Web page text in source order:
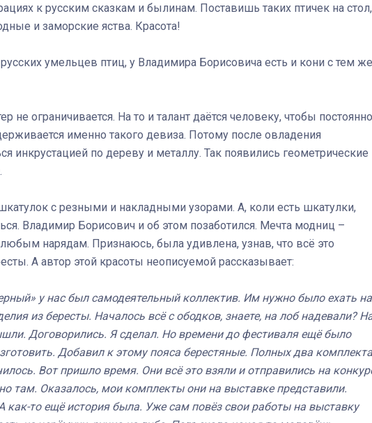
к русским сказкам и былинам. Поставишь таких птичек на
и заморские яства. Красота!
умельцев птиц, у Владимира Борисовича есть и кони с тем же
не ограничивается. На то и талант даётся человеку, чтобы постоянно
именно такого девиза. Потому после овладения
инкрустацией по дереву и металлу. Так появились геометрические
с резными и накладными узорами. А, коли есть шкатулки,
Владимир Борисович и об этом позаботился. Мечта модниц –
нарядам. Признаюсь, была удивлена, узнав, что всё это
А автор этой красоты неописуемой рассказывает:
у нас был самодеятельный коллектив. Им нужно было ехать на
из бересты. Началось всё с ободков, знаете, на лоб надевали?
Договорились. Я сделал. Но времени до фестиваля ещё было
Добавил к этому пояса берестяные. Полных два комплекта
Вот пришло время. Они всё это взяли и отправились на
там. Оказалось, мои комплекты они на выставке представили.
как-то ещё история была. Уже сам повёз свои работы на выставку